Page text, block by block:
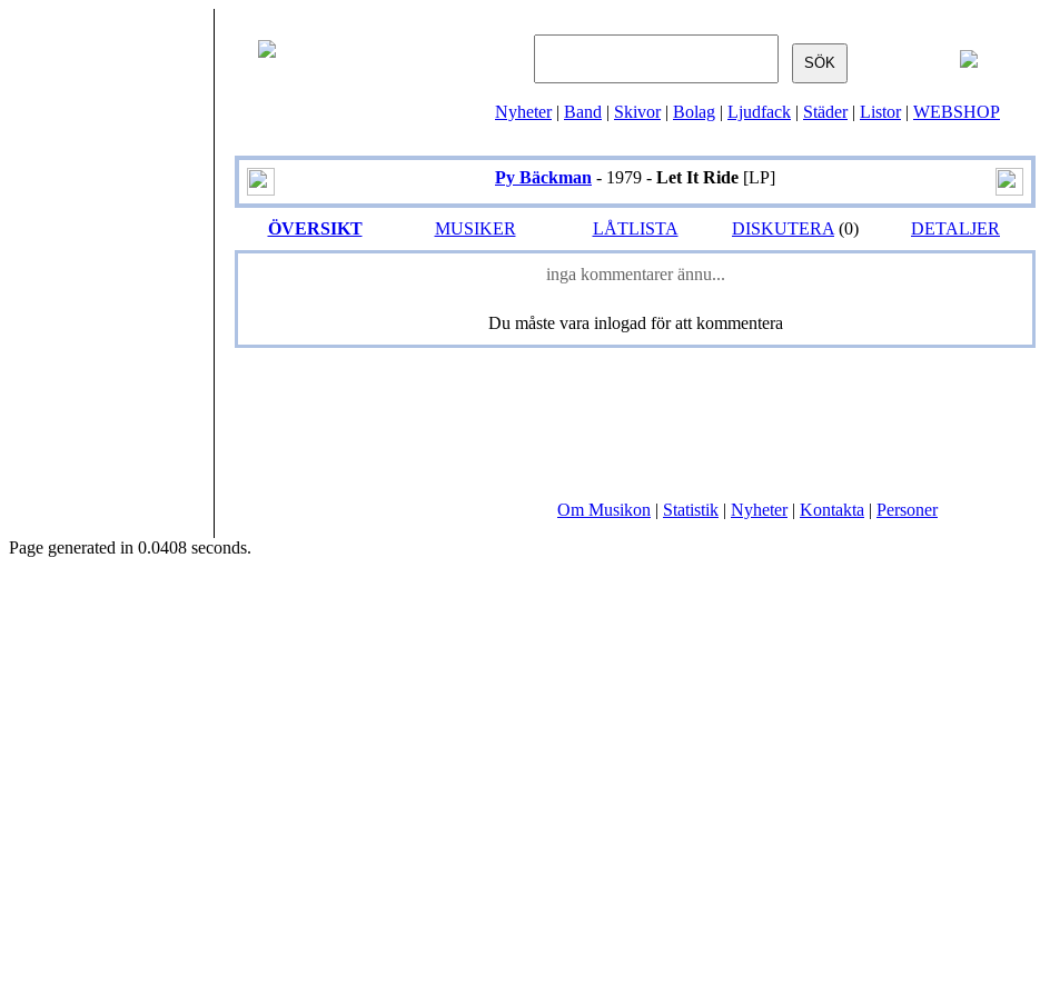
Nyheter| Band | Skivor| Bolag | Ljudfack | Städer| Listor| WEBSHOP
Py Bäckman - 1979 - Let It Ride [LP]
ÖVERSIKT MUSIKER LÅTLISTA DISKUTERA (0) DETALJER
inga kommentarer ännu...
Du måste vara inlogad för att kommentera
Om Musikon | Statistik | Nyheter| Kontakta | Personer
Page generated in 0.0408 seconds.